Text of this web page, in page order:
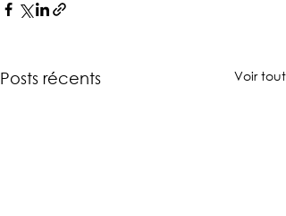
Posts récents Voir tout